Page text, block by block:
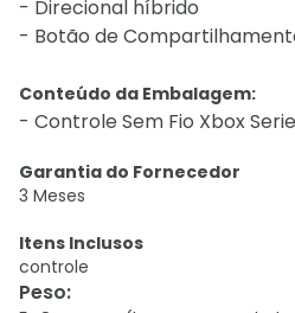
- Direcional híbrido
- Botão de
Conteúdo da Embalagem:
- Controle Sem Fio Xbox
Garantia do Fornecedor
3 Meses
Itens Inclusos
controle
Peso: